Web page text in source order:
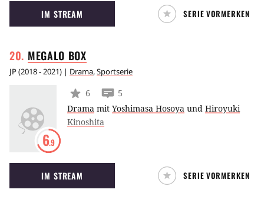
IM STREAM SERIE VORMERKEN
MEGALO BOX
JP(2018 - 2021) | Drama,Sportserie
6.9
6
5
Drama mit Yoshimasa Hosoya und Hiroyuki
Kinoshita
IM STREAM SERIE VORMERKEN